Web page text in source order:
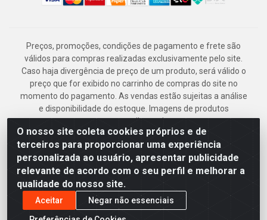
O nosso site coleta cookies próprios e de
terceiros para proporcionar uma experiência
personalizada ao usuário, apresentar publicidade
relevante de acordo com o seu perfil e melhorar a
qualidade do nosso site.
Aceitar
Negar não essenciais
Preços, promoções, condições de pagamento e frete são
válidos para compras realizadas exclusivamente pelo site.
Caso haja divergência de preço de um produto, será válido o
preço que for exibido no carrinho de compras do site no
momento do pagamento. As vendas estão sujeitas a análise
e disponibilidade do estoque. Imagens de produtos
meramente ilustrativas.
Armazém Jenipapo Materiais de Construção em Geral
LTDA - Rua das Flores, 2691 - Guabiraba, Recife/PE - CEP
52.291-630 - CNPJ 41.097.379/0001-